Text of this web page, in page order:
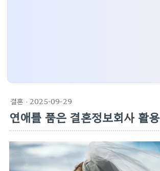
결혼 · 2025-09-29
연애를 품은 결혼정보회사 활